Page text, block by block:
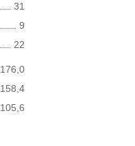
31
9
22
176,0
158,4
105,6